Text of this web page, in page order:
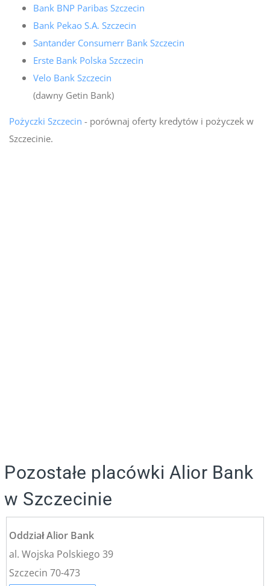
Bank BNP Paribas Szczecin
Bank Pekao S.A. Szczecin
Santander Consumerr Bank Szczecin
Erste Bank Polska Szczecin
Velo Bank Szczecin
(dawny Getin Bank)
Pożyczki Szczecin - porównaj oferty kredytów i pożyczek w
Szczecinie.
Pozostałe placówki Alior Bank
w Szczecinie
Oddział Alior Bank
al. Wojska Polskiego 39
Szczecin 70-473